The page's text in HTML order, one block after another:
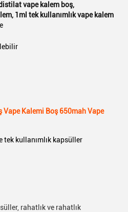
vape kalem boş,
, 1ml tek kullanımlık vape kalem
Vape Kalemi Boş 650mah Vape
tek kullanımlık kapsüller
rahatlık ve rahatlık